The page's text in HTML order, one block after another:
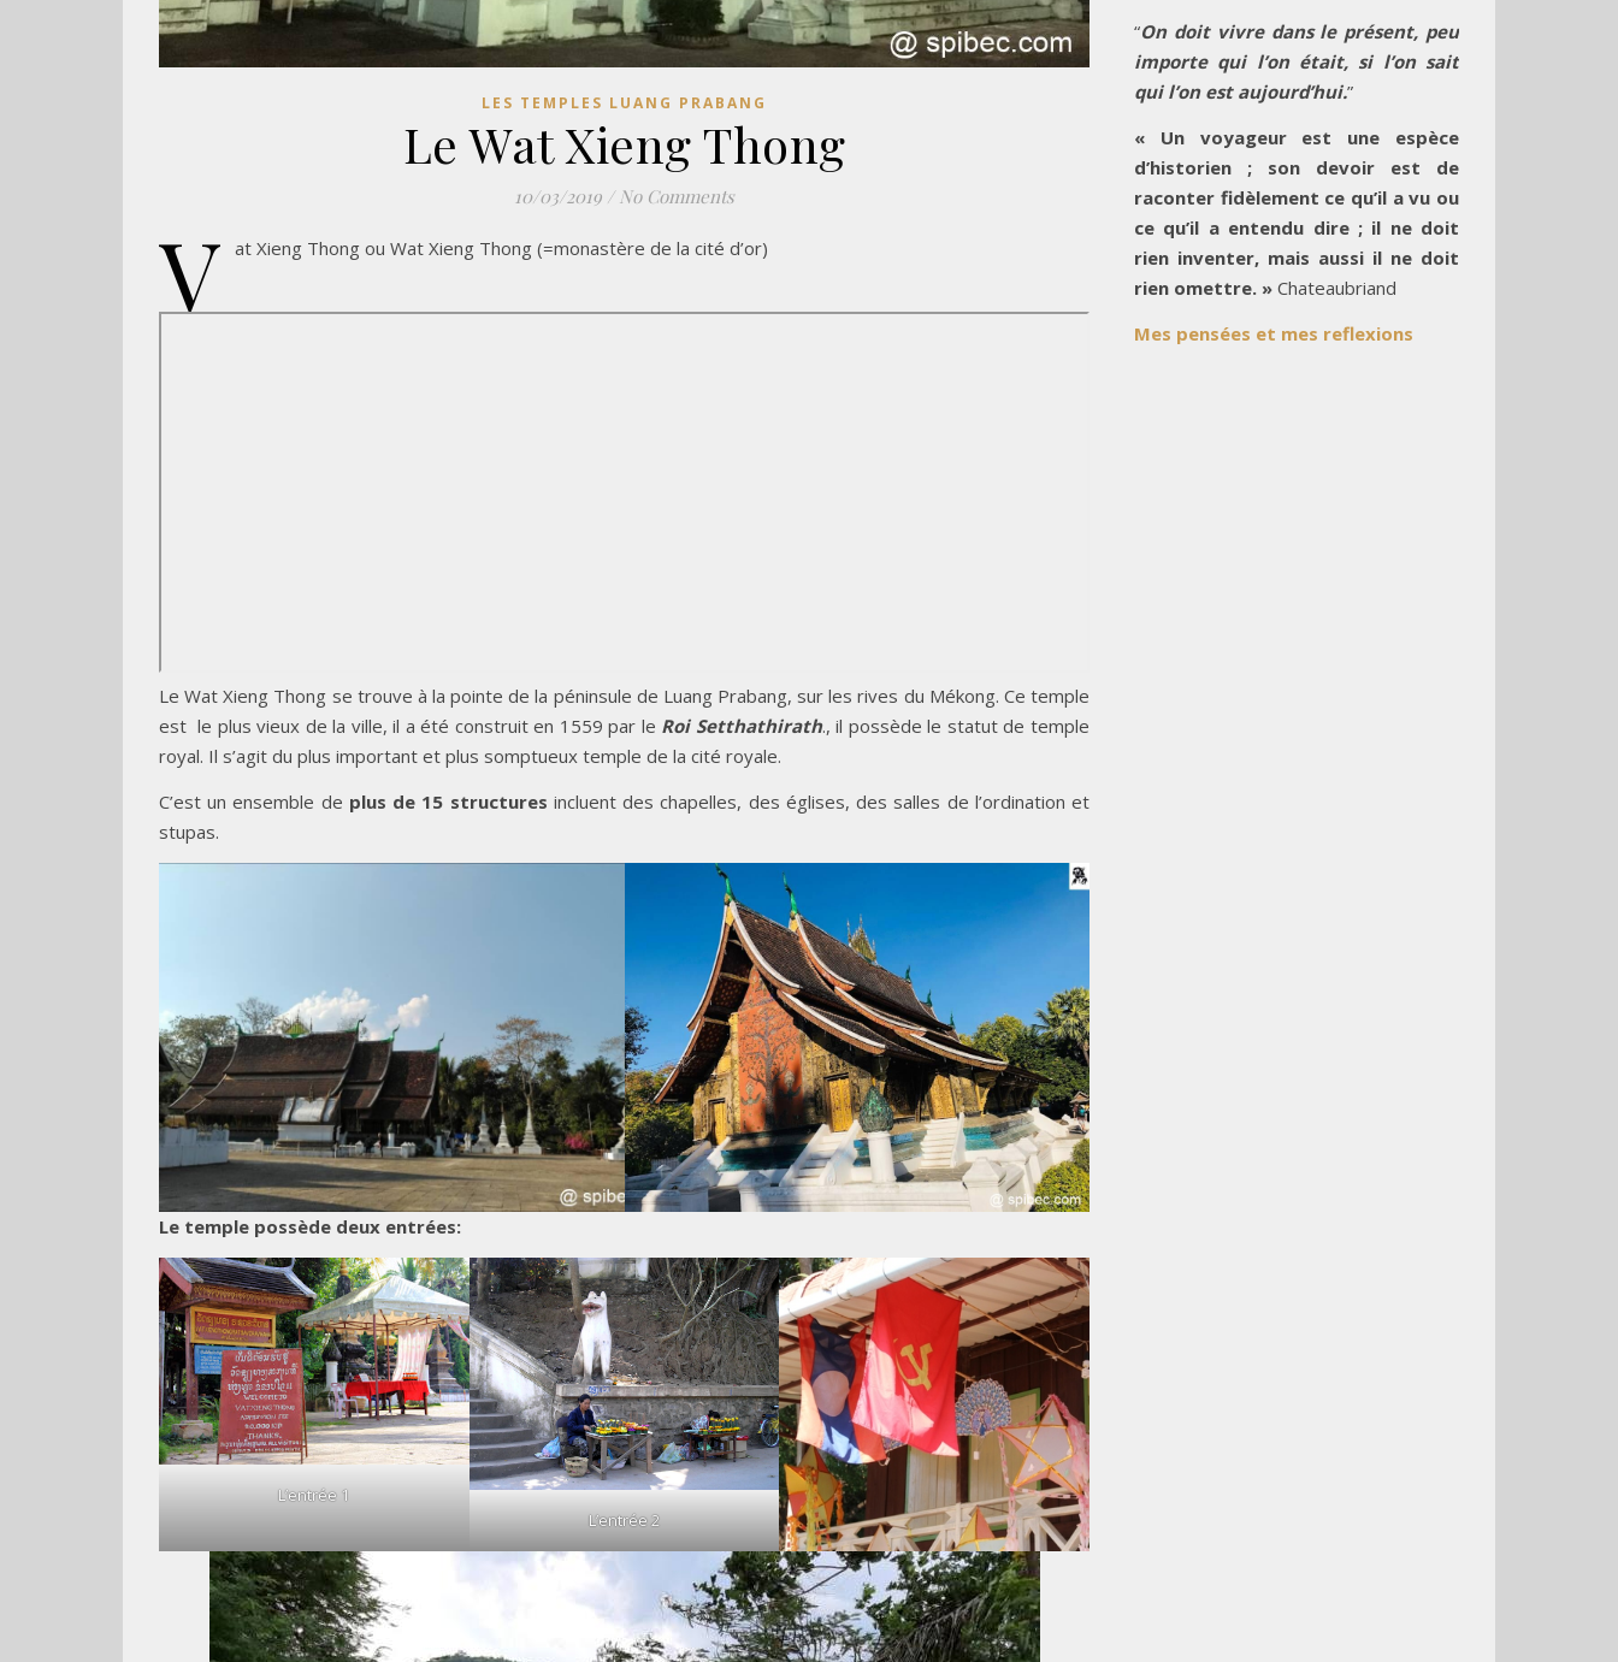
LES TEMPLES LUANG PRABANG
Le Wat Xieng Thong
10/03/2019 / No Comments
V at Xieng Thong ou Wat Xieng Thong (=monastère de la cité d’or)
Le Wat Xieng Thong se trouve à la pointe de la péninsule de Luang Prabang, sur les rives du Mékong. Ce temple
est le plus vieux de la ville, il a été construit en 1559 par le Roi Setthathirath., il possède le statut de temple
royal. Il s’agit du plus important et plus somptueux temple de la cité royale.
C’est un ensemble de plus de 15 structures incluent des chapelles, des églises, des salles de l’ordination et
stupas.
Le temple possède deux entrées:
L’entrée 1
L’entrée 2
“On doit vivre dans le présent, peu
importe qui l’on était, si l’on sait
qui l’on est aujourd’hui.”
« Un voyageur est une espèce
d’historien ; son devoir est de
raconter fidèlement ce qu’il a vu ou
ce qu’il a entendu dire ; il ne doit
rien inventer, mais aussi il ne doit
rien omettre. » Chateaubriand
Mes pensées et mes reflexions